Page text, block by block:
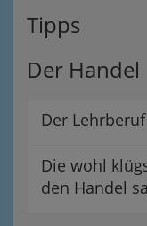
Tipps
Der Handel
Der
Die wohl
den Handel